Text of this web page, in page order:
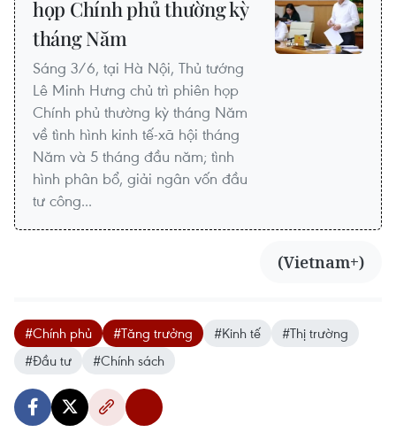
họp Chính phủ thường kỳ
tháng Năm
Sáng 3/6, tại Hà Nội, Thủ tướng
Lê Minh Hưng chủ trì phiên họp
Chính phủ thường kỳ tháng Năm
về tình hình kinh tế-xã hội tháng
Năm và 5 tháng đầu năm; tình
hình phân bổ, giải ngân vốn đầu
tư công...
(Vietnam+)
#Chính phủ #Tăng trưởng #Kinh tế
#Thị trường
#Đầu tư
#Chính sách